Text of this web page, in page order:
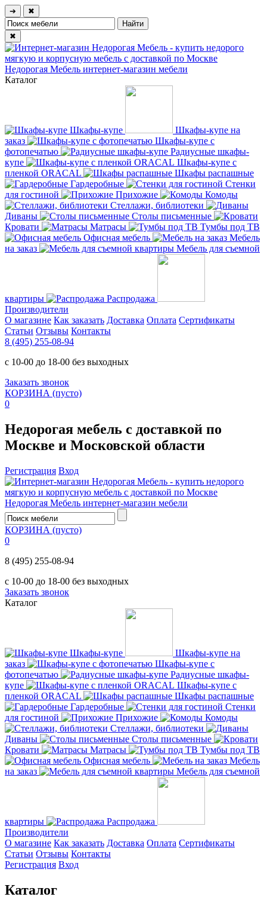
➔ ✖
✖
Недорогая Мебель интернет-магазин мебели
Каталог
Шкафы-купе
Шкафы-купе на
заказ
Шкафы-купе с
фотопечатью
Радиусные шкафы-
купе
Шкафы-купе с
пленкой ORACAL
Шкафы распашные
Гардеробные
Стенки
для гостиной
Прихожие
Комоды
Стеллажи, библиотеки
Диваны
Столы письменные
Кровати
Матрасы
Тумбы под ТВ
Офисная мебель
Мебель
на заказ
Мебель для съемной
квартиры
Распродажа
Производители
О магазине Как заказать Доставка Оплата Сертификаты
Статьи Отзывы Контакты
8 (495) 255-08-94
с 10-00 до 18-00 без выходных
Заказать звонок
КОРЗИНА (пусто)
0
Недорогая мебель с доставкой по
Москве и Московской области
Регистрация Вход
Недорогая Мебель интернет-магазин мебели
КОРЗИНА (пусто)
0
8 (495) 255-08-94
с 10-00 до 18-00 без выходных
Заказать звонок
Каталог
Шкафы-купе
Шкафы-купе на
заказ
Шкафы-купе с
фотопечатью
Радиусные шкафы-
купе
Шкафы-купе с
пленкой ORACAL
Шкафы распашные
Гардеробные
Стенки
для гостиной
Прихожие
Комоды
Стеллажи, библиотеки
Диваны
Столы письменные
Кровати
Матрасы
Тумбы под ТВ
Офисная мебель
Мебель
на заказ
Мебель для съемной
квартиры
Распродажа
Производители
О магазине Как заказать Доставка Оплата Сертификаты
Статьи Отзывы Контакты
Регистрация Вход
Каталог